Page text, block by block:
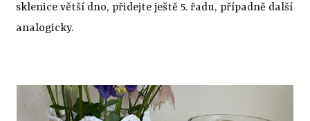
sklenice větší dno, přidejte ještě 5. řadu, případně další
analogicky.